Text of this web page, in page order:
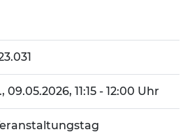
, 09.05.2026, 11:15 - 12:00 Uhr